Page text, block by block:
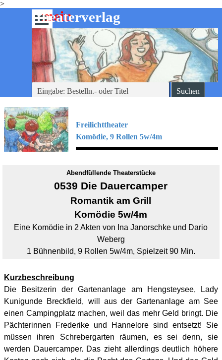
>
Direkt zum Seiteninhalt
-theaterverlag
mein
Menü überspringen
Suchen
Freilichttheater
Komödie, 9 Rollen 5w/4m
Abendfüllende Theaterstücke
0539 Die Dauercamper
Romantik am Grill
Komödie 5w/4m
Eine Komödie in 2 Akten von Ina Janorschke und Dario
Weberg
1 Bühnenbild, 9 Rollen 5w/4m, Spielzeit 90 Min.
Kurzbeschreibung
Die Besitzerin der Gartenanlage am Hengsteysee, Lady
Kunigunde Breckfield, will aus der Gartenanlage am See
einen Campingplatz machen, weil das mehr Geld bringt. Die
Pächterinnen Frederike und Hannelore sind entsetzt! Sie
müssen ihren Schrebergarten räumen, es sei denn, sie
werden Dauercamper. Das zieht allerdings deutlich höhere